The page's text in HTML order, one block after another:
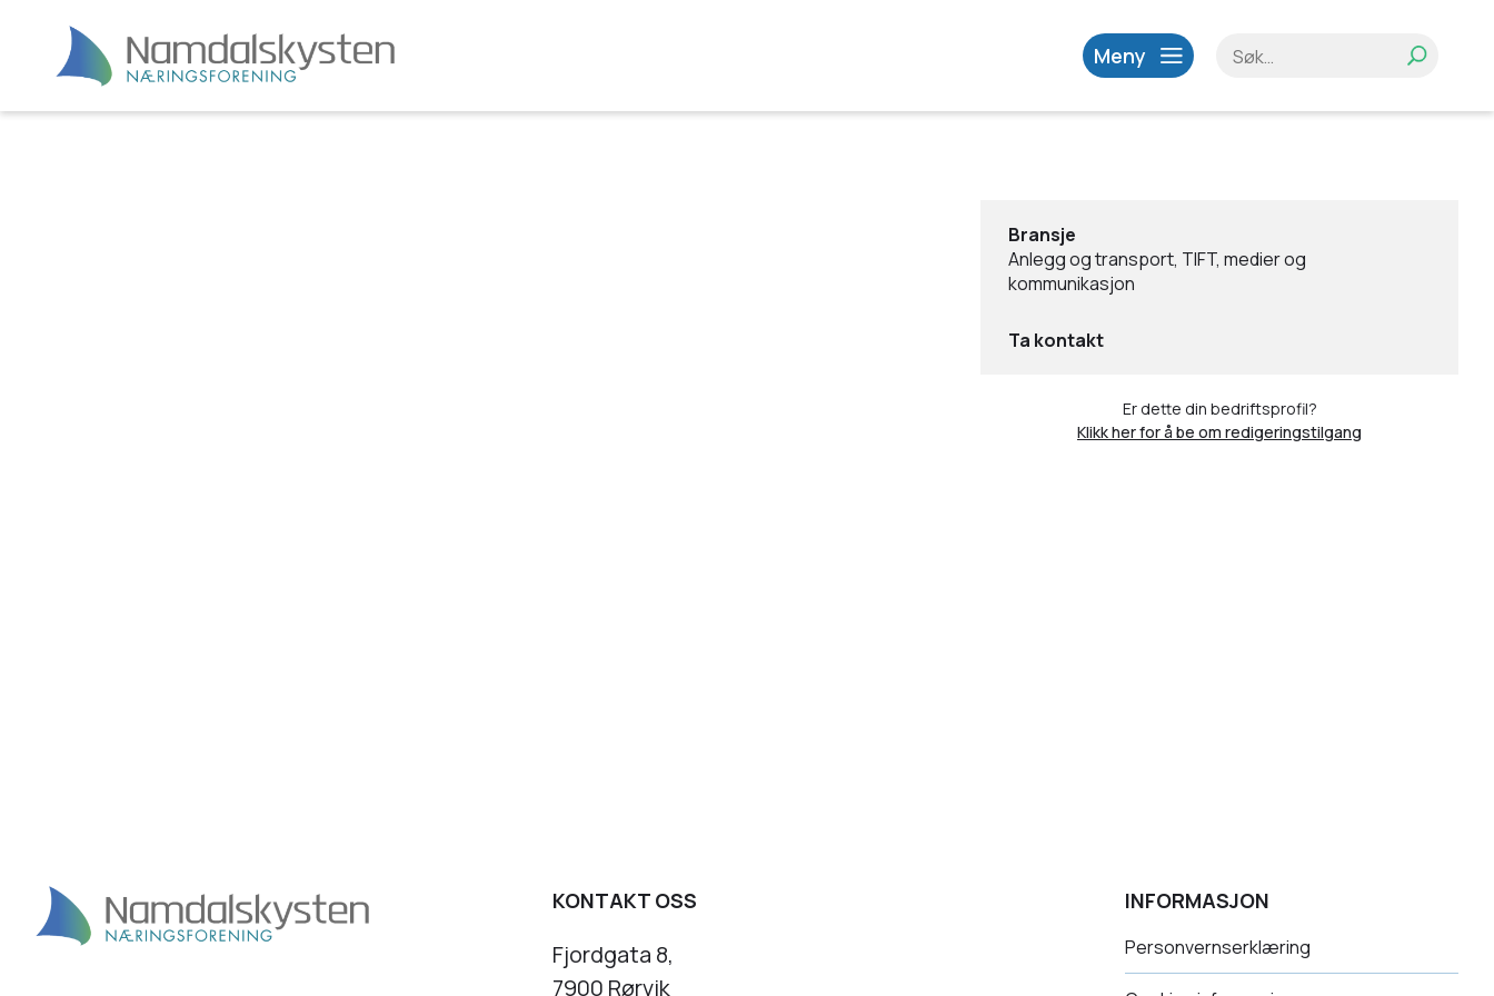
Meny
Bransje
Anlegg og transport, TIFT, medier og
kommunikasjon
Ta kontakt
Er dette din bedriftsprofil?
Klikk her for å be om redigeringstilgang
KONTAKT OSS
Fjordgata 8,
7900 Rørvik
INFORMASJON
Personvernserklæring